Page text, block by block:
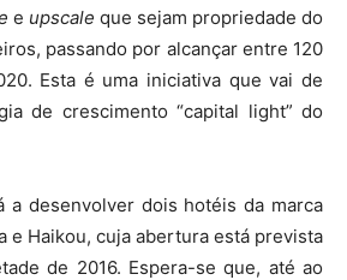
e upscale que sejam propriedade do
passando por alcançar entre 120
Esta é uma iniciativa que vai de
de crescimento “capital light” do
a desenvolver dois hotéis da marca
e Haikou, cuja abertura está prevista
de 2016. Espera-se que, até ao